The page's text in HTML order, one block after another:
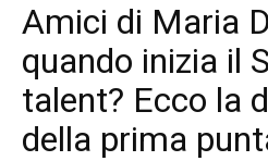
Amici di Maria
quando inizia il
talent? Ecco la
della prima